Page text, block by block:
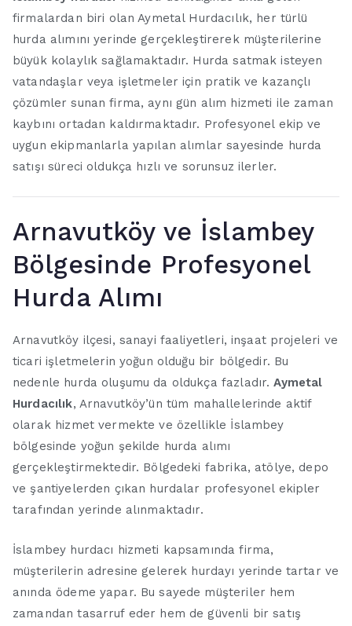
firmalardan biri olan Aymetal Hurdacılık, her türlü
hurda alımını yerinde gerçekleştirerek müşterilerine
büyük kolaylık sağlamaktadır. Hurda satmak isteyen
vatandaşlar veya işletmeler için pratik ve kazançlı
çözümler sunan firma, aynı gün alım hizmeti ile zaman
kaybını ortadan kaldırmaktadır. Profesyonel ekip ve
uygun ekipmanlarla yapılan alımlar sayesinde hurda
satışı süreci oldukça hızlı ve sorunsuz ilerler.
Arnavutköy ve İslambey
Bölgesinde Profesyonel
Hurda Alımı
Arnavutköy ilçesi, sanayi faaliyetleri, inşaat projeleri ve
ticari işletmelerin yoğun olduğu bir bölgedir. Bu
nedenle hurda oluşumu da oldukça fazladır.Aymetal
Hurdacılık, Arnavutköy’ün tüm mahallelerinde aktif
olarak hizmet vermekte ve özellikle İslambey
bölgesinde yoğun şekilde hurda alımı
gerçekleştirmektedir. Bölgedeki fabrika, atölye, depo
ve şantiyelerden çıkan hurdalar profesyonel ekipler
tarafından yerinde alınmaktadır.
İslambey hurdacı hizmeti kapsamında firma,
müşterilerin adresine gelerek hurdayı yerinde tartar ve
anında ödeme yapar. Bu sayede müşteriler hem
zamandan tasarruf eder hem de güvenli bir satış